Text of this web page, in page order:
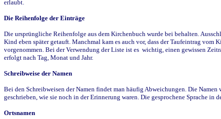
erlaubt.
Die Reihenfolge der Einträge
Die ursprüngliche Reihenfolge aus dem Kirchenbuch wurde bei behalten.
Kind eben später getauft. Manchmal kam es auch vor, dass der Taufeintrag
vorgenommen. Bei der Verwendung der Liste ist es wichtig, einen gewissen
erfolgt nach Tag, Monat und Jahr.
Schreibweise der Namen
Bei den Schreibweisen der Namen findet man häufig Abweichungen. Die
geschrieben, wie sie noch in der Erinnerung waren. Die gesprochene Sprache
Ortsnamen